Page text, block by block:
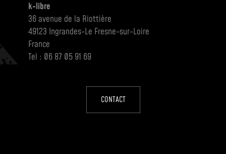
k-libre
36 avenue de la Riottière
49123 Ingrandes-Le Fresne-sur-Loire
France
Tel : 06 87 05 91 69
CONTACT